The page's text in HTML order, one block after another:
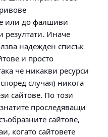
или до фалшиви
резултати. Иначе
надежден списък
и просто
че никакви ресурси
случая) никога
сайтове. По този
проследяващи
сайтове,
когато сайтовете